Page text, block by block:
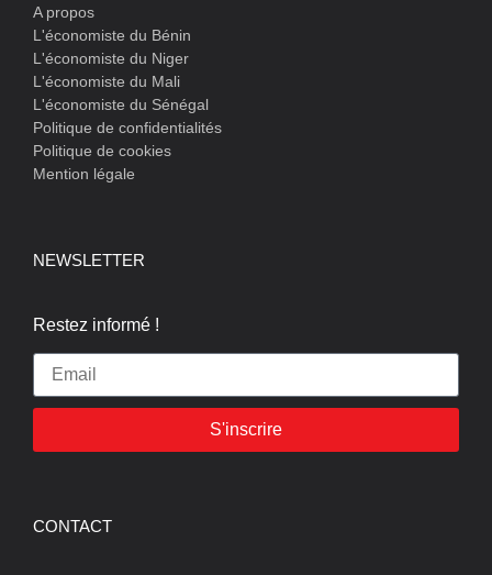
A propos
L'économiste du Bénin
L'économiste du Niger
L'économiste du Mali
L'économiste du Sénégal
Politique de confidentialités
Politique de cookies
Mention légale
NEWSLETTER
Restez informé !
S'inscrire
CONTACT